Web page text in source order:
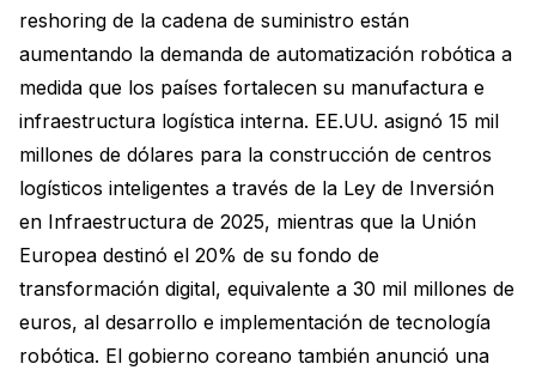
reshoring de la cadena de suministro están
aumentando la demanda de automatización robótica a
medida que los países fortalecen su manufactura e
infraestructura logística interna. EE.UU. asignó 15 mil
millones de dólares para la construcción de centros
logísticos inteligentes a través de la Ley de Inversión
en Infraestructura de 2025, mientras que la Unión
Europea destinó el 20% de su fondo de
transformación digital, equivalente a 30 mil millones de
euros, al desarrollo e implementación de tecnología
robótica. El gobierno coreano también anunció una